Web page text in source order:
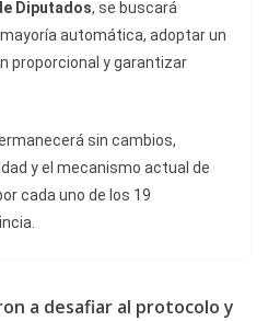
Diputados, se buscará
automática, adoptar un
proporcional y garantizar
sin cambios,
y el mecanismo actual de
cada uno de los 19
a desafiar al protocolo y